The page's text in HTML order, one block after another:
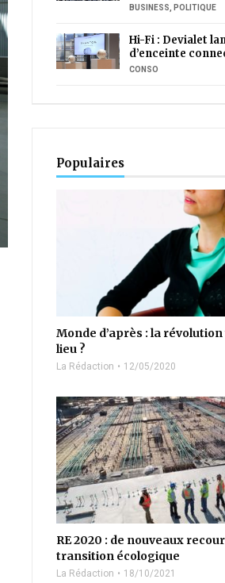
BUSINESS, POLITIQUE
Hi-Fi : Devialet
d’enceinte
CONSO
Populaires
Monde d’après : la
lieu ?
La Rédaction 12/05/2020
RE 2020 : de nouveaux
transition écologique
La Rédaction 18/10/2021